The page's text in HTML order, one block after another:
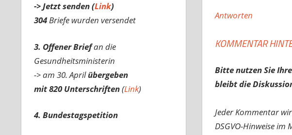
Antworten
KOMMENTAR
Bitte nutzen Sie
bleibt die
Jeder Kommentar
DSGVO-Hinweise im
-> Jetzt senden (Link)
304Briefe wurden versendet
3. Offener Briefan die
Gesundheitsministerin
-> am 30. Aprilübergeben
mit 820 Unterschriften(Link)
4. Bundestagspetition